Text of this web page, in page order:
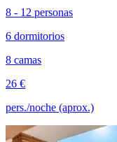
8 - 12 personas
6 dormitorios
8 camas
26 €
pers./noche (aprox.)